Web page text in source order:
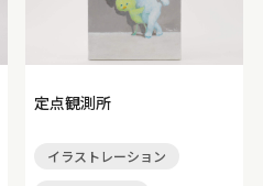
定点観測所
イラストレーション